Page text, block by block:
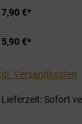
€*
€*
Versandkosten
Sofort